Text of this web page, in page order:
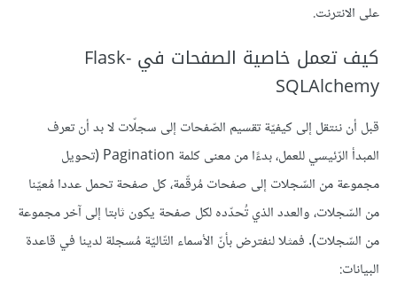
على الانترنت.
كيف تعمل خاصية الصفحات في Flask-
SQLAlchemy
قبل أن ننتقل إلى كيفيّة تقسيم الصّفحات إلى سجلّات لا بد أن تعرف
المبدأ الرّئيسي للعمل، بدءًا من معنى كلمة Pagination (تحويل
مجموعة من السّجلات إلى صفحات مُرقّمة، كل صفحة تحمل عددا مُعيّنا
من السّجلات، والعدد الذي تُحدّده لكل صفحة يكون ثابتا إلى آخر مجموعة
من السّجلات). فمثلا لنفترض بأنّ الأسماء التّاليّة مُسجلة لدينا في قاعدة
البيانات: